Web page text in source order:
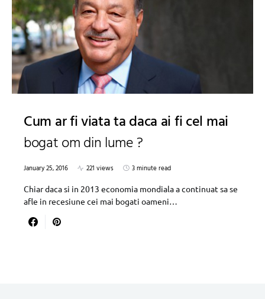
Cum ar fi viata ta daca ai fi cel mai
bogat om din lume ?
January 25, 2016 221 views
3 minute read
Chiar daca si in 2013 economia mondiala a continuat sa se
afle in recesiune cei mai bogati oameni…